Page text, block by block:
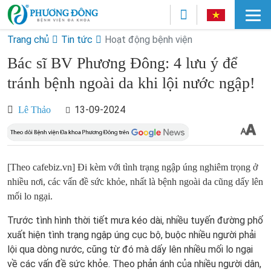
Trang chủ Tin tức Hoạt động bệnh viện
Bác sĩ BV Phương Đông: 4 lưu ý để
tránh bệnh ngoài da khi lội nước ngập!
Lê Thảo 13-09-2024
[Theo cafebiz.vn] Đi kèm với tình trạng ngập úng nghiêm trọng ở
nhiều nơi, các vấn đề sức khỏe, nhất là bệnh ngoài da cũng dấy lên
mối lo ngại.
Trước tình hình thời tiết mưa kéo dài, nhiều tuyến đường phố
xuất hiện tình trạng ngập úng cục bộ, buộc nhiều người phải
lội qua dòng nước, cũng từ đó mà dấy lên nhiều mối lo ngại
về các vấn đề sức khỏe. Theo phản ánh của nhiều người dân,